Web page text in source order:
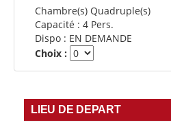
Chambre(s) Quadruple(s)
Capacité : 4 Pers.
Dispo : EN DEMANDE
Choix :
LIEU DE DEPART